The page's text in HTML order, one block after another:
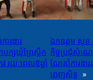
រងារ
ក្សឃុំព្រៃស្លឹក
រយៈពេល៥ឆ្នាំ
ឯកឧត្តម សុខ
កិច្ចប្រជុំសំ
ណែនាំការងា
ពេញសិទ្ធ »